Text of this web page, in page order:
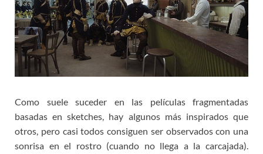
Como suele suceder en las películas fragmentadas
basadas en sketches, hay algunos más inspirados que
otros, pero casi todos consiguen ser observados con una
sonrisa en el rostro (cuando no llega a la carcajada).